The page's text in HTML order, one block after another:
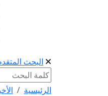
البحث
الرئيسية